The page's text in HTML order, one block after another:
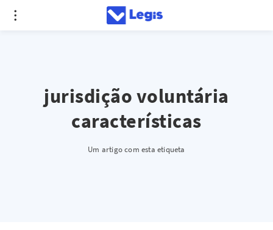
jurisdição voluntária
características
Um artigo com esta etiqueta